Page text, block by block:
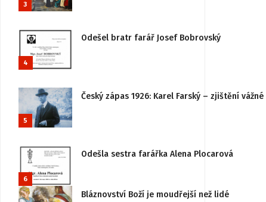
3
4
Odešel bratr farář Josef Bobrovský
5
Český zápas 1926: Karel Farský – zjištění
6
Odešla sestra farářka Alena Plocarová
Bláznovství Boží je moudřejší než lidé